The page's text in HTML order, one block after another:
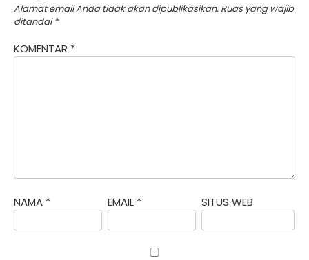
Alamat email Anda tidak akan dipublikasikan. Ruas yang wajib
ditandai*
KOMENTAR *
NAMA * EMAIL * SITUS WEB